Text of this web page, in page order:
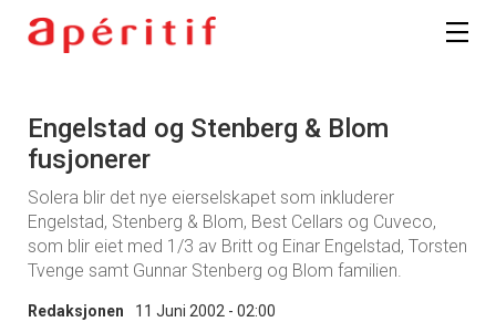
Engelstad og Stenberg & Blom
fusjonerer
Solera blir det nye eierselskapet som inkluderer
Engelstad, Stenberg & Blom, Best Cellars og Cuveco,
som blir eiet med 1/3 av Britt og Einar Engelstad, Torsten
Tvenge samt Gunnar Stenberg og Blom familien.
Redaksjonen 11 Juni 2002 - 02:00